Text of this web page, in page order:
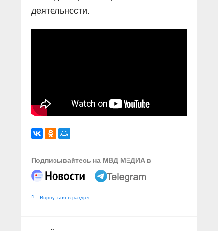
деятельности.
Подписывайтесь на МВД МЕДИА в
Вернуться в раздел